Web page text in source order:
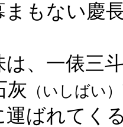
もない慶
、一俵三
灰 （いしばい）
ばれてく